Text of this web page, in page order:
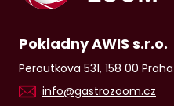
Pokladny AWIS s.r.o.
Peroutkova 531, 158 00 Praha
info@gastrozoom.cz